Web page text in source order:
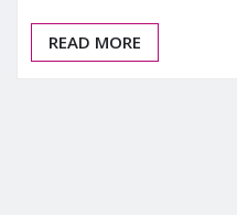
READ MORE